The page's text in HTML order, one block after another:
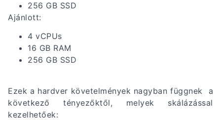
256 GB SSD
Ajánlott:
4 vCPUs
16 GB RAM
256 GB SSD
Ezek a hardver követelmények nagyban függnek a
következő tényezőktől, melyek skálázással
kezelhetőek: